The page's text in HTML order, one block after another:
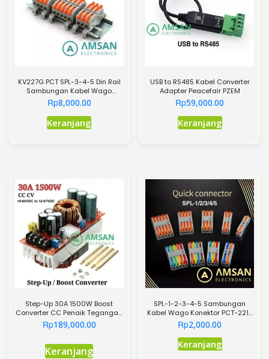
diambil
di
halaman
produk
diambil
di
halaman
KV227G PCT SPL-3-4-5 Din Rail
Sambungan Kabel Wago
Terminal Block 3P 4P 5P
Rp8,000.00
KeranjangProduk
Pilihan
ini
dapat
diambil
di
halaman
produk
USB to RS485 Kabel Converter
Adapter Peacefair PZEM
Rp59,000.00
Keranjang
Step-Up 30A 1500W Boost
Converter CC Penaik Tegangan
DC Power Supply
Rp189,000.00
Keranjang
SPL-1-2-3-4-5 Sambungan
Kabel Wago Konektor PCT-221-
222-223-224-225
Rp2,000.00
KeranjangProduk